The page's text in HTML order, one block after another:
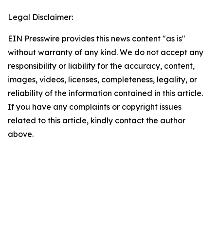
Legal Disclaimer:
EIN Presswire provides this news content "as is"
without warranty of any kind. We do not accept any
responsibility or liability for the accuracy, content,
images, videos, licenses, completeness, legality, or
reliability of the information contained in this article.
If you have any complaints or copyright issues
related to this article, kindly contact the author
above.